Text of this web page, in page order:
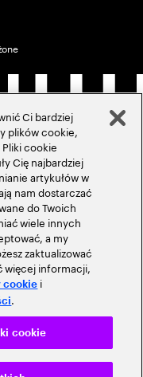
Ci bardziej
plików cookie,
cookie
Cię najbardziej
artykułów w
nam dostarczać
do Twoich
wiele innych
a my
zaktualizować
więcej informacji,
cookie i
.
cookie